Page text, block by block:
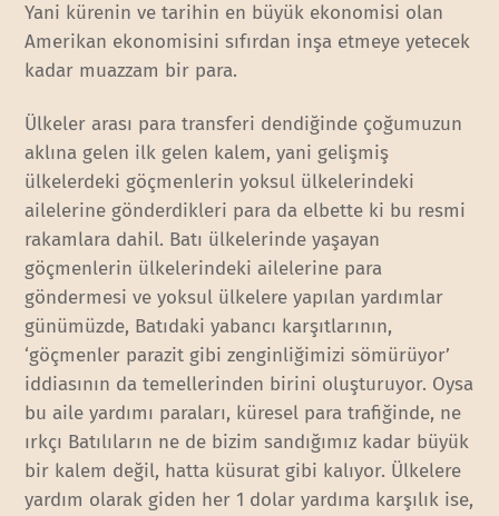
Yani kürenin ve tarihin en büyük ekonomisi olan
Amerikan ekonomisini sıfırdan inşa etmeye yetecek
kadar muazzam bir para.
Ülkeler arası para transferi dendiğinde çoğumuzun
aklına gelen ilk gelen kalem, yani gelişmiş
ülkelerdeki göçmenlerin yoksul ülkelerindeki
ailelerine gönderdikleri para da elbette ki bu resmi
rakamlara dahil. Batı ülkelerinde yaşayan
göçmenlerin ülkelerindeki ailelerine para
göndermesi ve yoksul ülkelere yapılan yardımlar
günümüzde, Batıdaki yabancı karşıtlarının,
‘göçmenler parazit gibi zenginliğimizi sömürüyor’
iddiasının da temellerinden birini oluşturuyor. Oysa
bu aile yardımı paraları, küresel para trafiğinde, ne
ırkçı Batılıların ne de bizim sandığımız kadar büyük
bir kalem değil, hatta küsurat gibi kalıyor. Ülkelere
yardım olarak giden her 1 dolar yardıma karşılık ise,